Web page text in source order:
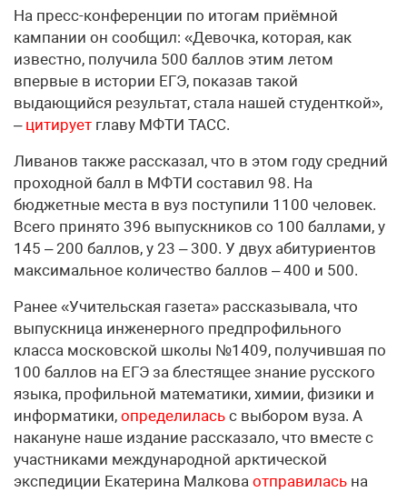
На пресс-конференции по итогам приёмной
кампании он сообщил: «Девочка, которая, как
известно, получила 500 баллов этим летом
впервые в истории ЕГЭ, показав такой
выдающийся результат, стала нашей студенткой»,
– цитирует главу МФТИ ТАСС.
Ливанов также рассказал, что в этом году средний
проходной балл в МФТИ составил 98. На
бюджетные места в вуз поступили 1100 человек.
Всего принято 396 выпускников со 100 баллами, у
145 – 200 баллов, у 23 – 300. У двух абитуриентов
максимальное количество баллов – 400 и 500.
Ранее «Учительская газета» рассказывала, что
выпускница инженерного предпрофильного
класса московской школы №1409, получившая по
100 баллов на ЕГЭ за блестящее знание русского
языка, профильной математики, химии, физики и
информатики, определилась с выбором вуза. А
накануне наше издание рассказало, что вместе с
участниками международной арктической
экспедиции Екатерина Малкова отправилась на